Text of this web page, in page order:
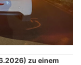
zu einem